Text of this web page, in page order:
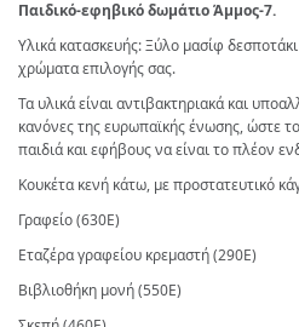
Παιδικό-εφηβικό δωμάτιο Άμμος-7.
Υλικά κατασκευής: Ξύλο μασίφ
χρώματα επιλογής σας.
Τα υλικά είναι αντιβακτηριακά και
κανόνες της ευρωπαϊκής ένωσης,ώστε
παιδιά και εφήβους να είναι το πλέον
Κουκέτα κενή κάτω, με προστατευτικό
Γραφείο (630Ε)
Εταζέρα γραφείου κρεμαστή (290Ε)
Βιβλιοθήκη μονή (550Ε)